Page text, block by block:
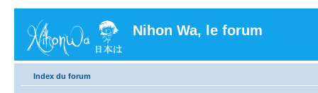
Nihon Wa, le forum
Index du forum